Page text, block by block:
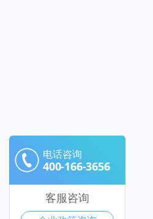
电话咨询
400-166-3656
客服咨询